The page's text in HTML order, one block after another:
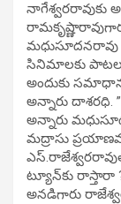
నాగేశ్వరరావుకు
సినిమాలకు
అందుకు
అన్నారు దాశరధి.
అన్నారు
మద్రాసు
ట్యూన్‌కు రాస్తారా
అనడిగారు